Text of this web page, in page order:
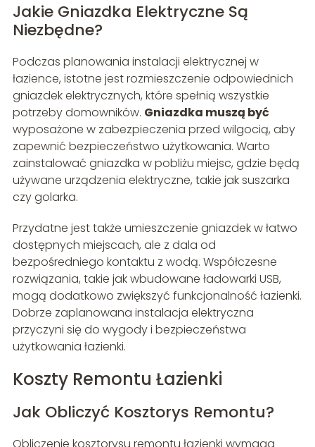
Jakie Gniazdka Elektryczne Są
Niezbędne?
Podczas planowania instalacji elektrycznej w
łazience, istotne jest rozmieszczenie odpowiednich
gniazdek elektrycznych, które spełnią wszystkie
potrzeby domowników. Gniazdka muszą być
wyposażone w zabezpieczenia przed wilgocią, aby
zapewnić bezpieczeństwo użytkowania. Warto
zainstalować gniazdka w pobliżu miejsc, gdzie będą
używane urządzenia elektryczne, takie jak suszarka
czy golarka.
Przydatne jest także umieszczenie gniazdek w łatwo
dostępnych miejscach, ale z dala od
bezpośredniego kontaktu z wodą. Współczesne
rozwiązania, takie jak wbudowane ładowarki USB,
mogą dodatkowo zwiększyć funkcjonalność łazienki.
Dobrze zaplanowana instalacja elektryczna
przyczyni się do wygody i bezpieczeństwa
użytkowania łazienki.
Koszty Remontu Łazienki
Jak Obliczyć Kosztorys Remontu?